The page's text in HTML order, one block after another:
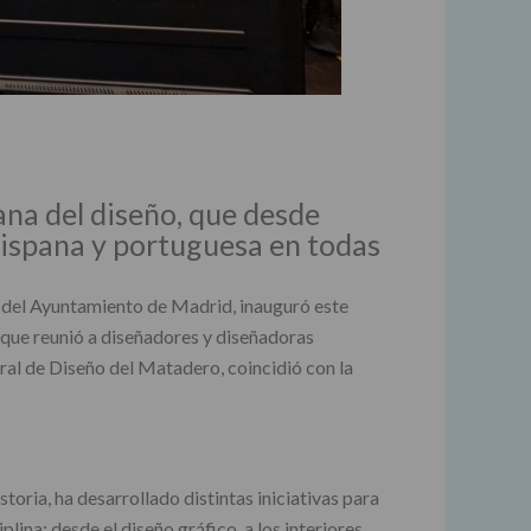
del diseño, que desde
y portuguesa en todas
Ayuntamiento de Madrid, inauguró este
reunió a diseñadores y diseñadoras
de Diseño del Matadero, coincidió con la
ha desarrollado distintas iniciativas para